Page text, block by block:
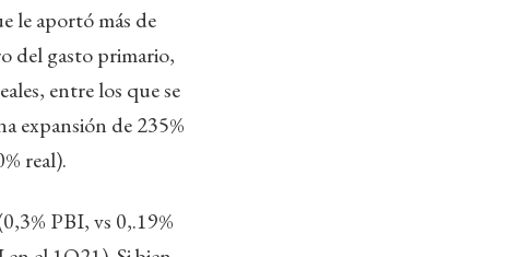
le aportó más de
del gasto primario,
entre los que se
expansión de 235%
real).
PBI, vs 0,.19%